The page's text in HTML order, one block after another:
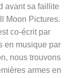
avant sa faillite
Moon Pictures.
co-écrit par
en musique par
nous trouvons
armes en